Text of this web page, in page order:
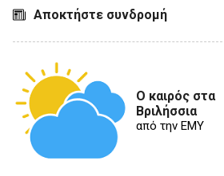
Αποκτήστε συνδρομή
Ο καιρός στα
Βριλήσσια
από την ΕΜΥ